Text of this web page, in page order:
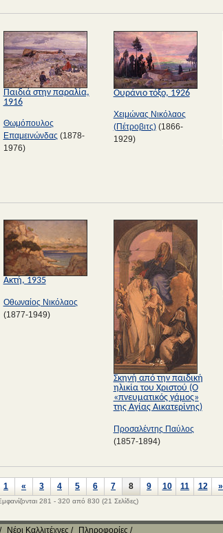
Παιδιά στην παραλία,
1916
Θωμόπουλος
Επαμεινώνδας (1878-
1976)
Ουράνιο τόξο, 1926
Χειμώνας Νικόλαος
(Πέτροβιτς)(1866-
1929)
Ακτή, 1935
Οθωναίος Νικόλαος
(1877-1949)
Σκηνή από την παιδική
ηλικία του Χριστού (Ο
«πνευματικός γάμος»
της Αγίας Αικατερίνης)
Προσαλέντης Παύλος
(1857-1894)
1 « 3 4 5 6 7 8 9 10 11 12 »
281 - 320 από 830 (21 Σελίδες)
Νέοι Καλλιτέχνες Πληροφορίες